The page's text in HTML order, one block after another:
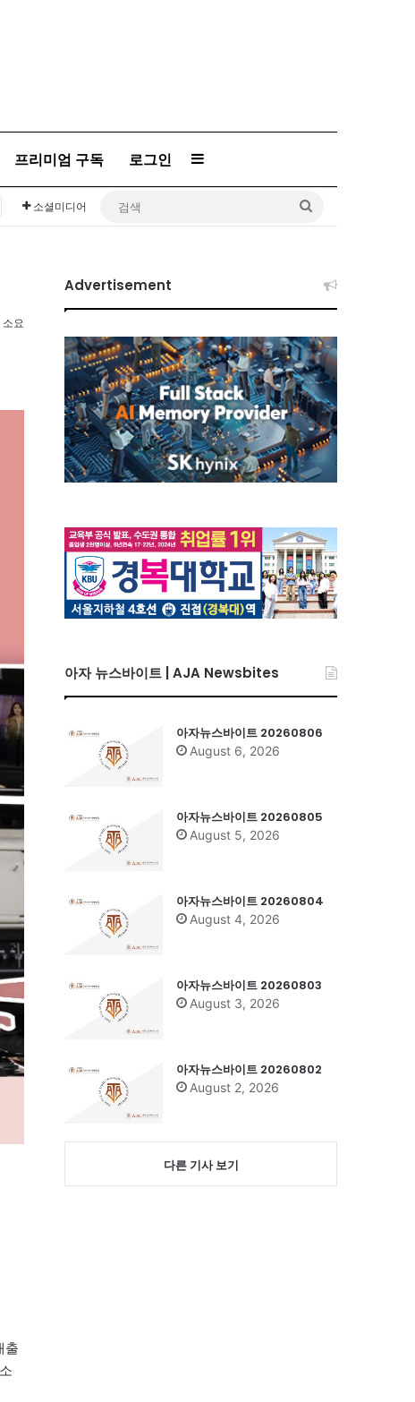
프리미엄 구독 로그인 Sidebar
소셜미디어
요
출
Advertisement
아자 뉴스바이트 | AJA Newsbites
아자뉴스바이트 20260806
August 6, 2026
아자뉴스바이트 20260805
August 5, 2026
아자뉴스바이트 20260804
August 4, 2026
아자뉴스바이트 20260803
August 3, 2026
아자뉴스바이트 20260802
August 2, 2026
다른 기사 보기